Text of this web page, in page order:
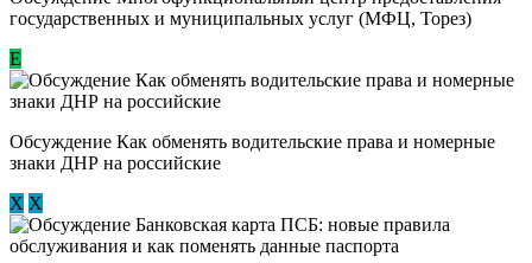
государственных и муниципальных услуг (МФЦ, Торез)
E
Обсуждение ​Как обменять водительские права и номерные
знаки ДНР на российские
Х Х